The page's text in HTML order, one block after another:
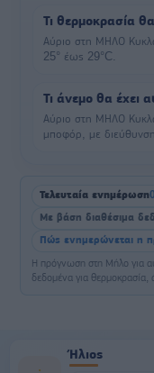
Τι θερμοκρασία
Αύριο στη ΜΗΛΟ
25° έως 29°C.
Τι άνεμο θα έχει
Αύριο στη ΜΗΛΟ
μποφόρ, με
Τελευταία ενημέρωση
Με βάση διαθέσιμα
Πώς ενημερώνεται η
Η πρόγνωση στη Μήλο για
δεδομένα για θερμοκρασία,
Ήλιος